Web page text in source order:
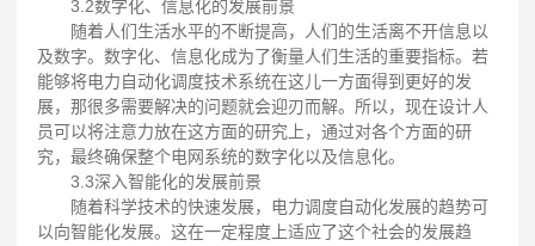
3.2数字化、信息化的发展前景
随着人们生活水平的不断提高，人们的生活离不开信息以
及数字。数字化、信息化成为了衡量人们生活的重要指标。若
能够将电力自动化调度技术系统在这儿一方面得到更好的发
展，那很多需要解决的问题就会迎刃而解。所以，现在设计人
员可以将注意力放在这方面的研究上，通过对各个方面的研
究，最终确保整个电网系统的数字化以及信息化。
3.3深入智能化的发展前景
随着科学技术的快速发展，电力调度自动化发展的趋势可
以向智能化发展。这在一定程度上适应了这个社会的发展趋